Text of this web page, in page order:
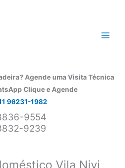
Agende uma Visita Técnica
Clique e Agende
96231-1982
9554
9239
Vila Nivi